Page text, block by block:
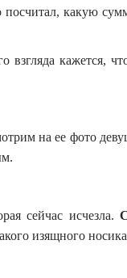
посчитал, какую
кажется,
на ее фото
сейчас исчезла.
изящного